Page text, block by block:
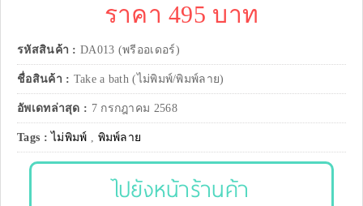
ราคา 495 บาท
รหัสสินค้า : DA013 (พรีออเดอร์)
ชื่อสินค้า : Take a bath (ไม่พิมพ์/พิมพ์ลาย)
อัพเดทล่าสุด : 7 กรกฎาคม 2568
Tags :ไม่พิมพ์ , พิมพ์ลาย
ไปยังหน้าร้านค้า